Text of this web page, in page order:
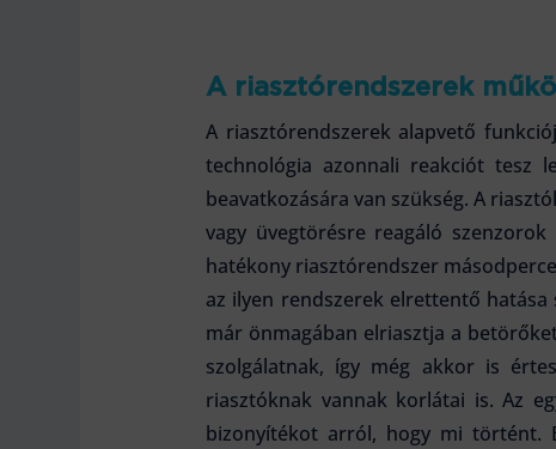
A riasztórendszerek
A riasztórendszerek alapvető
technológia azonnali reakciót tesz
beavatkozására van szükség. A
vagy üvegtörésre reagáló
hatékony riasztórendszer
az ilyen rendszerek elrettentő
már önmagában elriasztja a
szolgálatnak, így még akkor is
riasztóknak vannak korlátai is. Az
bizonyítékot arról, hogy mi történt.